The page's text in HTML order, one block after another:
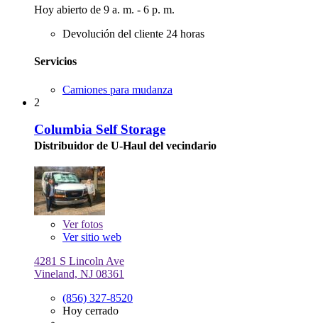
Hoy abierto de 9 a. m. - 6 p. m.
Devolución del cliente 24 horas
Servicios
Camiones para mudanza
2
Columbia Self Storage
Distribuidor de U-Haul del vecindario
Verfotos
Ver sitio web
4281 S Lincoln Ave
Vineland, NJ 08361
(856) 327-8520
Hoy cerrado